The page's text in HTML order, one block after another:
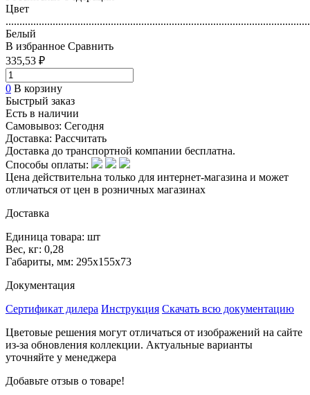
Цвет
Белый
В избранное Сравнить
335,53 ₽
0 В корзину
Быстрый заказ
Есть в наличии
Самовывоз: Сегодня
Доставка: Рассчитать
Доставка до транспортной компании бесплатна.
Способы оплаты:
Цена действительна только для интернет-магазина и может
отличаться от цен в розничных магазинах
Доставка
Единица товара: шт
Вес, кг: 0,28
Габариты, мм: 295х155х73
Документация
Сертификат дилера Инструкция Скачать всю документацию
Цветовые решения могут отличаться от изображений на сайте
из-за обновления коллекции. Актуальные варианты
уточняйте у менеджера
Добавьте отзыв о товаре!